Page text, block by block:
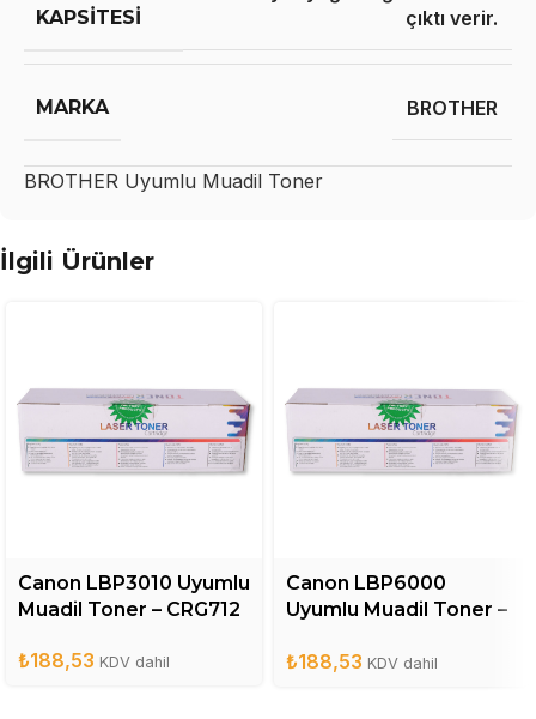
KAPSITESI
çıktı verir.
MARKA BROTHER
BROTHER Uyumlu Muadil Toner
İlgili Ürünler
Canon LBP3010 Uyumlu
Muadil Toner – CRG712
₺188,53 KDV dahil
Canon LBP6000
Uyumlu Muadil Toner –
₺188,53 KDV dahil